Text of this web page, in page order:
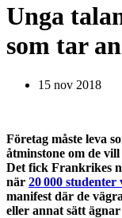
Unga
som tar
15 nov 2018
Företag måste leva
åtminstone om de
Det fick Frankrikes
när 20 000 studenter
manifest där de
eller annat sätt